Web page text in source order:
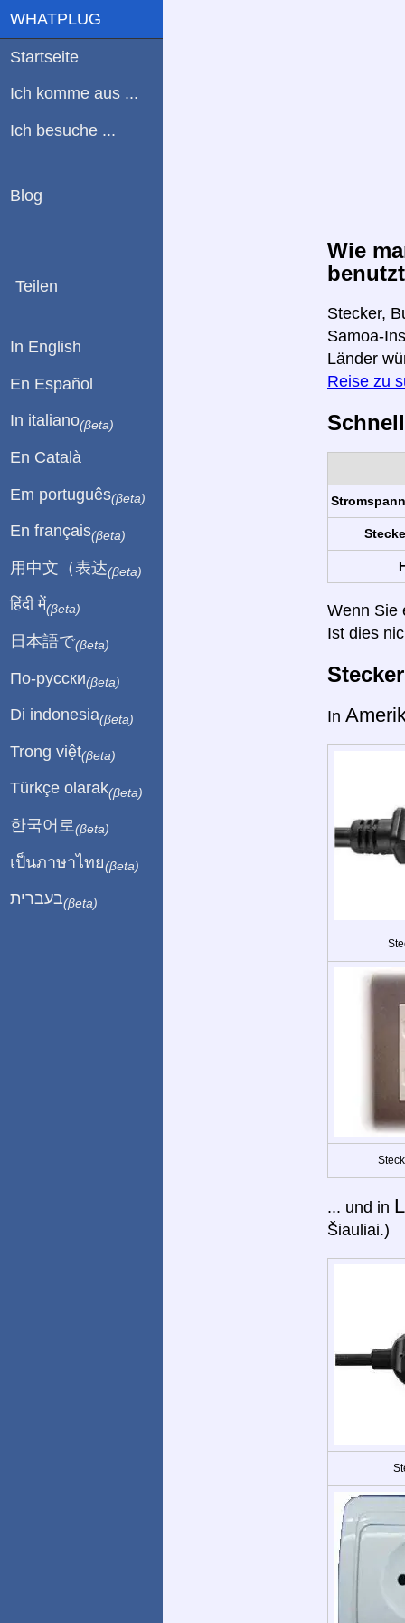
Wie
benutzt
Stecker,
Samoa-
Länder
Reise zu
Wenn Sie
Ist dies
In
... und in
Šiauliai.)
WHATPLUG
Startseite
Ich komme aus ...
Ich besuche ...
Blog
Teilen
In English
En Español
In italiano(βeta)
En Català
Em português(βeta)
En français(βeta)
用中文（表达(βeta)
हिंदी में(βeta)
日本語で(βeta)
По-русски(βeta)
Di indonesia(βeta)
Trong việt(βeta)
Türkçe olarak(βeta)
한국어로 (βeta)
เป็นภาษาไทย(βeta)
בעברית(βeta)